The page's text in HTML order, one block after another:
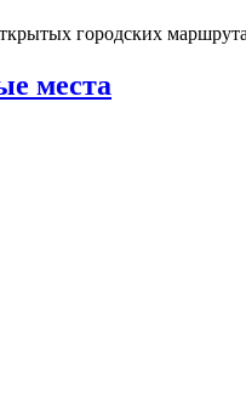
городских
места